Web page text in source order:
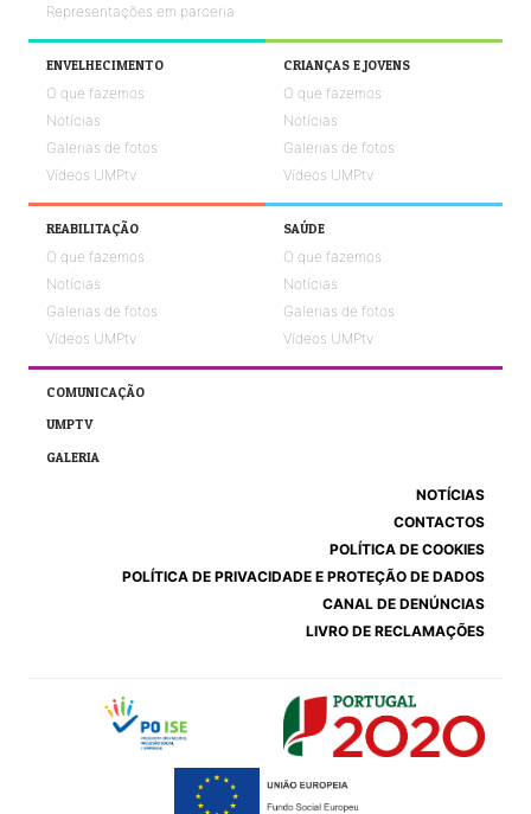
Representações em parceria
ENVELHECIMENTO
O que fazemos
Notícias
Galerias de fotos
Vídeos UMPtv
CRIANÇAS E JOVENS
O que fazemos
Notícias
Galerias de fotos
Vídeos UMPtv
REABILITAÇÃO
O que fazemos
Notícias
Galerias de fotos
Vídeos UMPtv
SAÚDE
O que fazemos
Notícias
Galerias de fotos
Vídeos UMPtv
COMUNICAÇÃO
UMPTV
GALERIA
NOTÍCIAS
CONTACTOS
POLÍTICA DE COOKIES
POLÍTICA DE PRIVACIDADE E PROTEÇÃO DE DADOS
CANAL DE DENÚNCIAS
LIVRO DE RECLAMAÇÕES